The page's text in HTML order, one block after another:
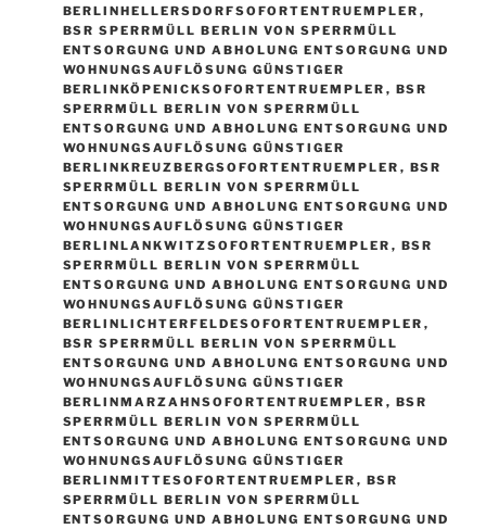
BERLINHELLERSDORFSOFORTENTRUEMPLER ,
BSR SPERRMÜLL BERLIN VON SPERRMÜLL
ENTSORGUNG UND ABHOLUNG ENTSORGUNG UND
WOHNUNGSAUFLÖSUNG GÜNSTIGER
BERLINKÖPENICKSOFORTENTRUEMPLER , BSR
SPERRMÜLL BERLIN VON SPERRMÜLL
ENTSORGUNG UND ABHOLUNG ENTSORGUNG UND
WOHNUNGSAUFLÖSUNG GÜNSTIGER
BERLINKREUZBERGSOFORTENTRUEMPLER , BSR
SPERRMÜLL BERLIN VON SPERRMÜLL
ENTSORGUNG UND ABHOLUNG ENTSORGUNG UND
WOHNUNGSAUFLÖSUNG GÜNSTIGER
BERLINLANKWITZSOFORTENTRUEMPLER , BSR
SPERRMÜLL BERLIN VON SPERRMÜLL
ENTSORGUNG UND ABHOLUNG ENTSORGUNG UND
WOHNUNGSAUFLÖSUNG GÜNSTIGER
BERLINLICHTERFELDESOFORTENTRUEMPLER ,
BSR SPERRMÜLL BERLIN VON SPERRMÜLL
ENTSORGUNG UND ABHOLUNG ENTSORGUNG UND
WOHNUNGSAUFLÖSUNG GÜNSTIGER
BERLINMARZAHNSOFORTENTRUEMPLER , BSR
SPERRMÜLL BERLIN VON SPERRMÜLL
ENTSORGUNG UND ABHOLUNG ENTSORGUNG UND
WOHNUNGSAUFLÖSUNG GÜNSTIGER
BERLINMITTESOFORTENTRUEMPLER , BSR
SPERRMÜLL BERLIN VON SPERRMÜLL
ENTSORGUNG UND ABHOLUNG ENTSORGUNG UND